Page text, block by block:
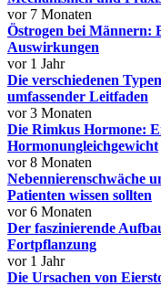
vor 7 Monaten
Östrogen bei Männern:
Auswirkungen
vor 1 Jahr
Die verschiedenen
umfassender Leitfaden
vor 3 Monaten
Die Rimkus Hormone:
Hormonungleichgewicht
vor 8 Monaten
Nebennierenschwäche
Patienten wissen sollten
vor 6 Monaten
Der faszinierende
Fortpflanzung
vor 1 Jahr
Die Ursachen von